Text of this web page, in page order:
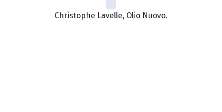
Christophe Lavelle, Olio Nuovo.